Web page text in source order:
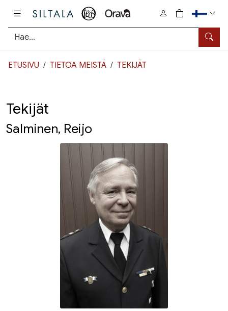
Hae
0
tuotetta
ETUSIVU TIETOA MEISTÄ TEKIJÄT
Tekijät
Salminen, Reijo